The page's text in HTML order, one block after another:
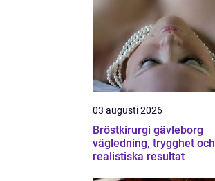
03 augusti 2026
Bröstkirurgi gävleborg
vägledning, trygghet och
realistiska resultat